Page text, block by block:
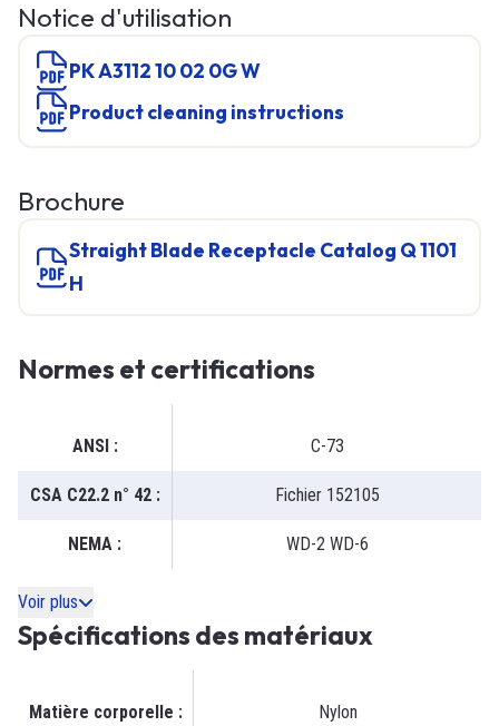
Notice d'utilisation
PK A3112 10 02 0G W
product cleaning instructions
Brochure
Straight Blade Receptacle Catalog Q 1101
H
Normes et certifications
ANSI : C-73
CSA C22.2 n° 42: Fichier 152105
NEMA : WD-2 WD-6
Voir plus
Spécifications des matériaux
Matière corporelle : Nylon